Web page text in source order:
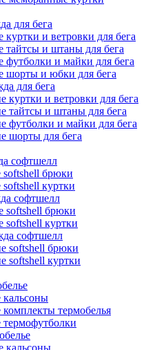
для бега
куртки и ветровки для бега
тайтсы и штаны для бега
футболки и майки для бега
шорты и юбки для бега
для бега
куртки и ветровки для бега
тайтсы и штаны для бега
футболки и майки для бега
шорты для бега
софтшелл
softshell брюки
softshell куртки
софтшелл
softshell брюки
softshell куртки
софтшелл
softshell брюки
softshell куртки
кальсоны
комплекты термобелья
термофутболки
кальсоны